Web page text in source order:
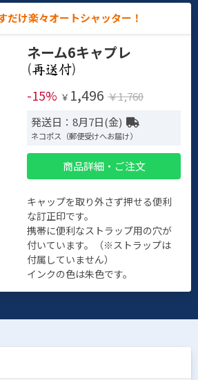
だけ楽々オートシャッター！
ネーム6キャプレ
(
)
-15% ￥ 1,496 ￥1,760
発送日：8月7日(金)
ネコポス（郵便受けへお届け）
商品詳細・ご注文
キャップを取り外さず押せる便利
な訂正印です。
携帯に便利なストラップ用の穴が
付いています。（※ストラップは
付属していません）
インクの色は朱色です。